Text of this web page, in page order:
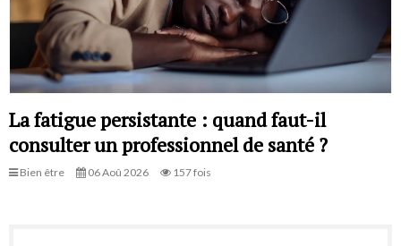
La fatigue persistante : quand faut-il
consulter un professionnel de santé ?
Bien être 06 Aoû 2026 157 fois